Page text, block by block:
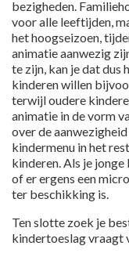
bezigheden.
voor alle leeftijden,
het hoogseizoen,
animatie aanwezig
te zijn, kan je dat dus
kinderen willen
terwijl oudere
animatie in de vorm
over de
kindermenu in het
kinderen. Als je
of er ergens een
ter beschikking is.
Ten slotte zoek je
kindertoeslag vraagt